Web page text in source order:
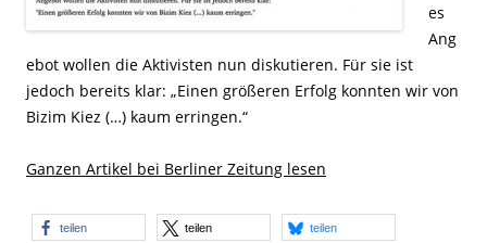
es
Ang
ebot wollen die Aktivisten nun diskutieren. Für sie ist
jedoch bereits klar: „Einen größeren Erfolg konnten wir von
Bizim Kiez (…) kaum erringen.“
Ganzen Artikel bei Berliner Zeitung lesen
teilen teilen teilen